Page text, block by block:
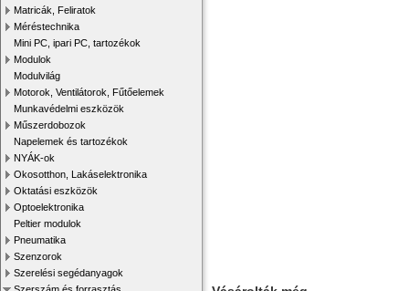
Matricák, Feliratok
Méréstechnika
Mini PC, ipari PC, tartozékok
Modulok
Modulvilág
Motorok, Ventilátorok, Fűtőelemek
Munkavédelmi eszközök
Műszerdobozok
Napelemek és tartozékok
NYÁK-ok
Okosotthon, Lakáselektronika
Oktatási eszközök
Optoelektronika
Peltier modulok
Pneumatika
Szenzorok
Szerelési segédanyagok